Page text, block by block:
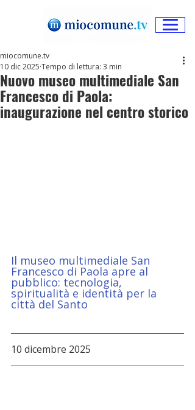
Nuovo museo multimediale San
Francesco di Paola:
inaugurazione nel centro storico
miocomune.tv
10 dic 2025 Tempo di lettura: 3 min
Il museo multimediale San
Francesco di Paola apre al
pubblico: tecnologia,
spiritualità e identità per la
città del Santo
10 dicembre 2025